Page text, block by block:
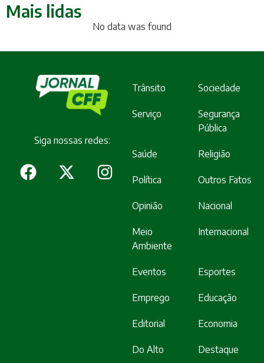
Mais lidas
No data was found
Siga nossas redes:
Trânsito Sociedade
Serviço
Segurança
Pública
Saúde Religião
Política Outros Fatos
Opinião Nacional
Meio
Ambiente
Internacional
Eventos Esportes
Emprego Educação
Editorial Economia
Do Alto Destaque